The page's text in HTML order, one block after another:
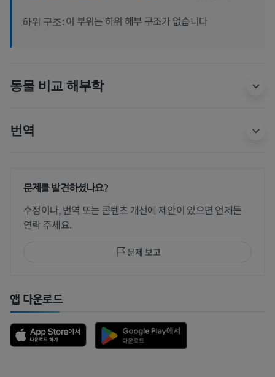
하위 구조: 이 부위는 하위 해부 구조가 없습니다
동물 비교 해부학
번역
문제를 발견하셨나요?
수정이나, 번역 또는 콘텐츠 개선에 제안이 있으면 언제든
연락 주세요.
문제 보고
앱 다운로드